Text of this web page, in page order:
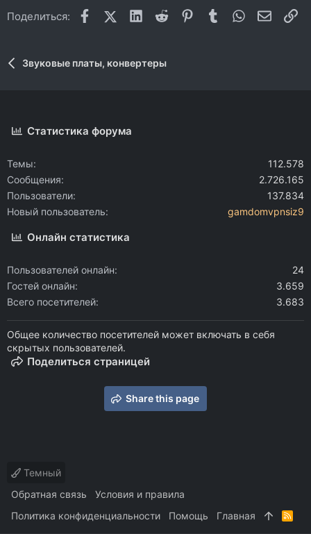
Поделиться: FacebookX (Twitter)
LinkedIn
Reddit Pinterest
Tumblr WhatsApp
Звуковые платы, конвертеры
Статистика форума
Темы
112.578
Сообщения
2.726.165
Пользователи
137.834
Новый пользователь
gamdomvpnsiz9
Онлайн статистика
Пользователей онлайн
24
Гостей онлайн
3.659
Всего посетителей
3.683
Общее количество посетителей может включать в себя
скрытых пользователей.
Поделиться страницей
Share this page
Темный
Обратная связь
Условия и правила
Политика конфиденциальности
Помощь Главная
R